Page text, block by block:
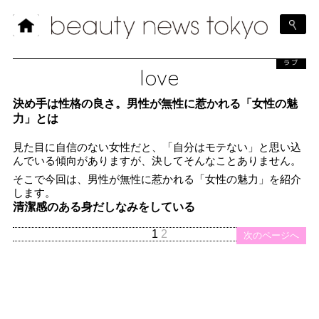
love
ラブ
決め手は性格の良さ。男性が無性に惹かれる「女性の魅
力」とは
見た目に自信のない女性だと、「自分はモテない」と思い込
んでいる傾向がありますが、決してそんなことありません。
そこで今回は、男性が無性に惹かれる「女性の魅力」を紹介
します。
清潔感のある身だしなみをしている
次のページへ
1 2